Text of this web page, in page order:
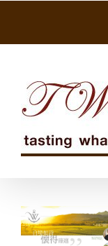
南半球珍
酒莊代表